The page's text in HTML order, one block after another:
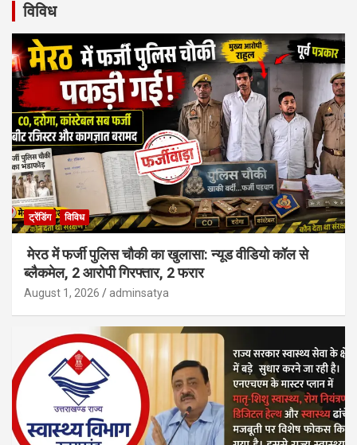
विविध
ट्रेंडिंग विविध
मेरठ में फर्जी पुलिस चौकी का खुलासा: न्यूड वीडियो कॉल से
ब्लैकमेल, 2 आरोपी गिरफ्तार, 2 फरार
August 1, 2026 adminsatya